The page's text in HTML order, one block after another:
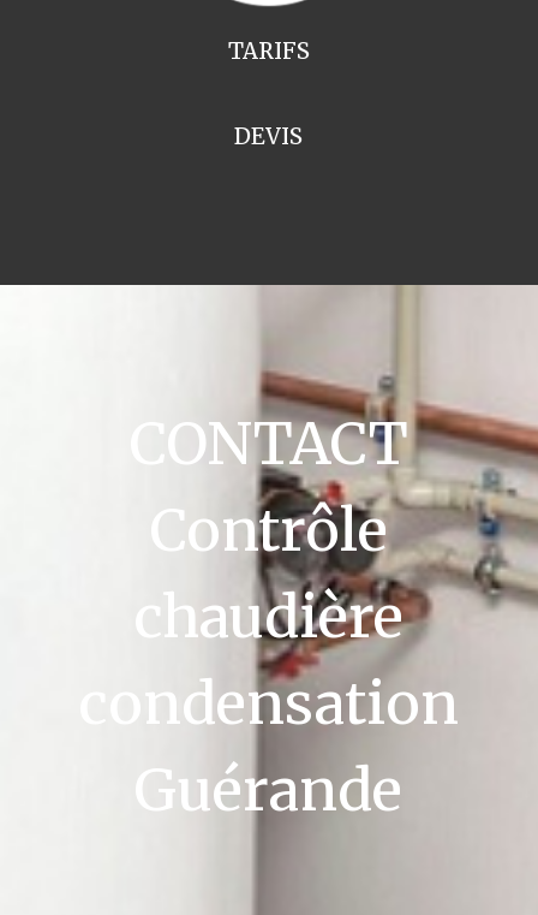
TARIFS
DEVIS
CONTACT
Contrôle
chaudière
condensation
Guérande